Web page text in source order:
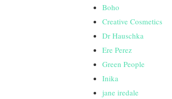
Boho
Creative Cosmetics
Dr Hauschka
Ere Perez
Green People
Inika
jane iredale